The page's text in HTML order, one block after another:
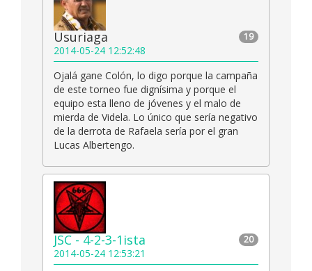
19
Usuriaga
2014-05-24 12:52:48
Ojalá gane Colón, lo digo porque la campaña
de este torneo fue dignísima y porque el
equipo esta lleno de jóvenes y el malo de
mierda de Videla. Lo único que sería negativo
de la derrota de Rafaela sería por el gran
Lucas Albertengo.
20
JSC - 4-2-3-1ista
2014-05-24 12:53:21